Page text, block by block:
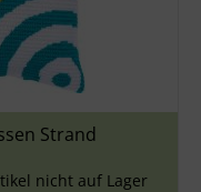
Strand
nicht auf Lager